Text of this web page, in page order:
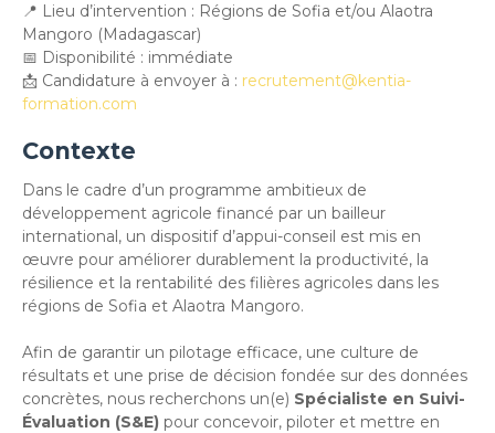
📍 Lieu d’intervention : Régions de Sofia et/ou Alaotra
Mangoro (Madagascar)
📅 Disponibilité : immédiate
📩 Candidature à envoyer à : recrutement@kentia-
formation.com
Contexte
Dans le cadre d’un programme ambitieux de
développement agricole financé par un bailleur
international, un dispositif d’appui-conseil est mis en
œuvre pour améliorer durablement la productivité, la
résilience et la rentabilité des filières agricoles dans les
régions de Sofia et Alaotra Mangoro.
Afin de garantir un pilotage efficace, une culture de
résultats et une prise de décision fondée sur des données
concrètes, nous recherchons un(e) Spécialiste en Suivi-
Évaluation (S&E) pour concevoir, piloter et mettre en